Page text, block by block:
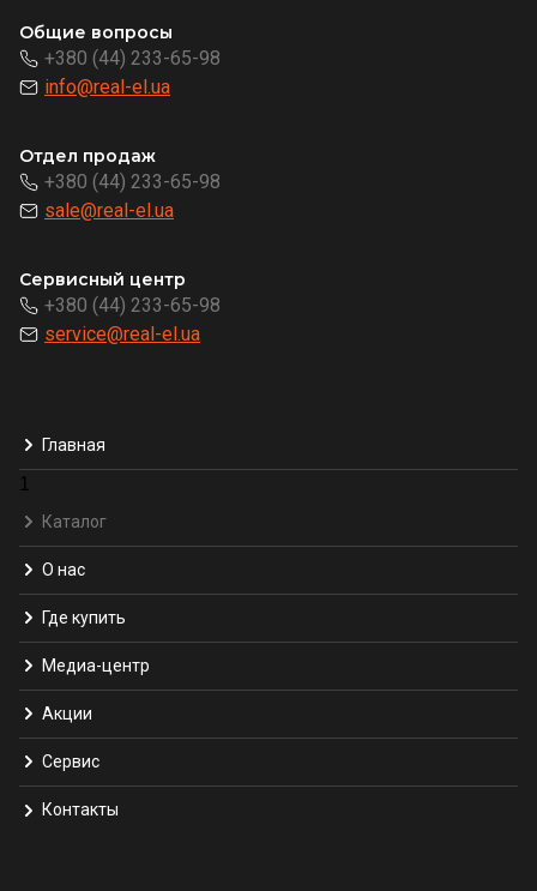
Общие вопросы
+380 (44) 233-65-98
info@real-el.ua
Отдел продаж
+380 (44) 233-65-98
sale@real-el.ua
Сервисный центр
+380 (44) 233-65-98
service@real-el.ua
Главная
1
Каталог
О нас
Где купить
Медиа-центр
Акции
Сервис
Контакты